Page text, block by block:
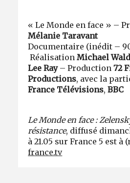
« Le Monde en face » –
Mélanie Taravant
Documentaire (inédit –
RéalisationMichael
Lee Ray– Production72
Productions, avec la
France Télévisions, BBC
Le Monde en face :
résistance, diffusé
à 21.05 sur France 5 est à
france.tv